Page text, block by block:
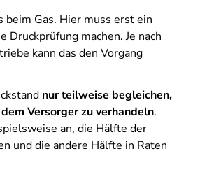
beim Gas. Hier muss erst ein
Druckprüfung machen. Je nach
kann das den Vorgang
nur teilweise begleichen,
Versorger zu verhandeln.
an, die Hälfte der
und die andere Hälfte in Raten